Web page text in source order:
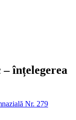
– înțelegerea
Nr. 279